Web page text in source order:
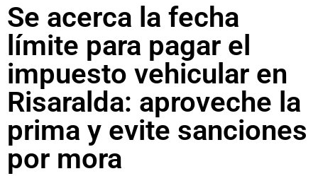
Se acerca la fecha
límite para pagar el
impuesto vehicular en
Risaralda: aproveche la
prima y evite sanciones
por mora